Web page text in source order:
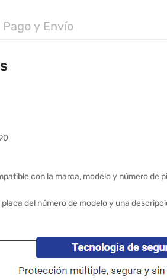
Pago y Envío
con la marca, modelo y número de
del número de modelo y una